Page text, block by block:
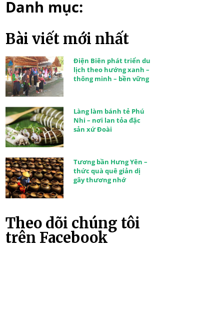
Danh mục:
Bài viết mới nhất
Điện Biên phát triển du
lịch theo hướng xanh –
thông minh – bền vững
Làng làm bánh tẻ Phú
Nhi – nơi lan tỏa đặc
sản xứ Đoài
Tương bần Hưng Yên –
thức quà quê giản dị
gây thương nhớ
Theo dõi chúng tôi
trên Facebook